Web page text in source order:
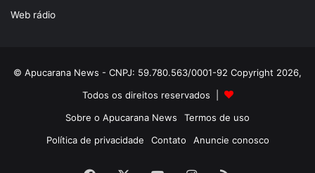
Web rádio
© Apucarana News - CNPJ: 59.780.563/0001-92 Copyright 2026,
Todos os direitos reservados |
Sobre o Apucarana News
Termos de uso
Política de privacidade
Contato Anuncie conosco